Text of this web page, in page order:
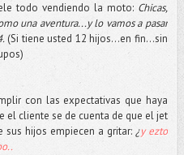
todo vendiendo la moto: Chicas,
una aventura...y lo vamos a pasar
(Si tiene usted 12 hijos…en fin…sin
con las expectativas que haya
el cliente se de cuenta de que el jet
sus hijos empiecen a gritar:¿y ezto